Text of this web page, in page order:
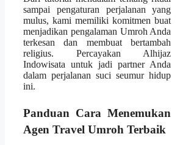
sampai pengaturan perjalanan yang
mulus, kami memiliki komitmen buat
menjadikan pengalaman Umroh Anda
terkesan dan membuat bertambah
religius. Percayakan Alhijaz
Indowisata untuk jadi partner Anda
dalam perjalanan suci seumur hidup
ini.
Panduan Cara Menemukan
Agen Travel Umroh Terbaik